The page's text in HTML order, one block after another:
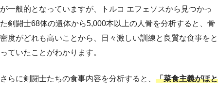
が一般的となっていますが、トルコ エフェソスから見つかっ
た剣闘士68体の遺体から5,000本以上の人骨を分析すると、骨
密度がどれも高いことから、日々激しい訓練と良質な食事をと
っていたことがわかります。
さらに剣闘士たちの食事内容を分析すると、 「菜食主義がほと